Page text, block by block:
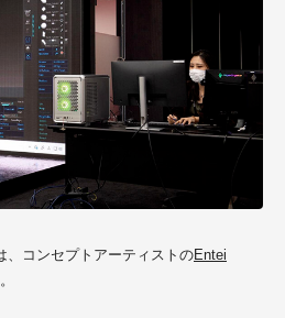
、コンセプトアーティストのEntei